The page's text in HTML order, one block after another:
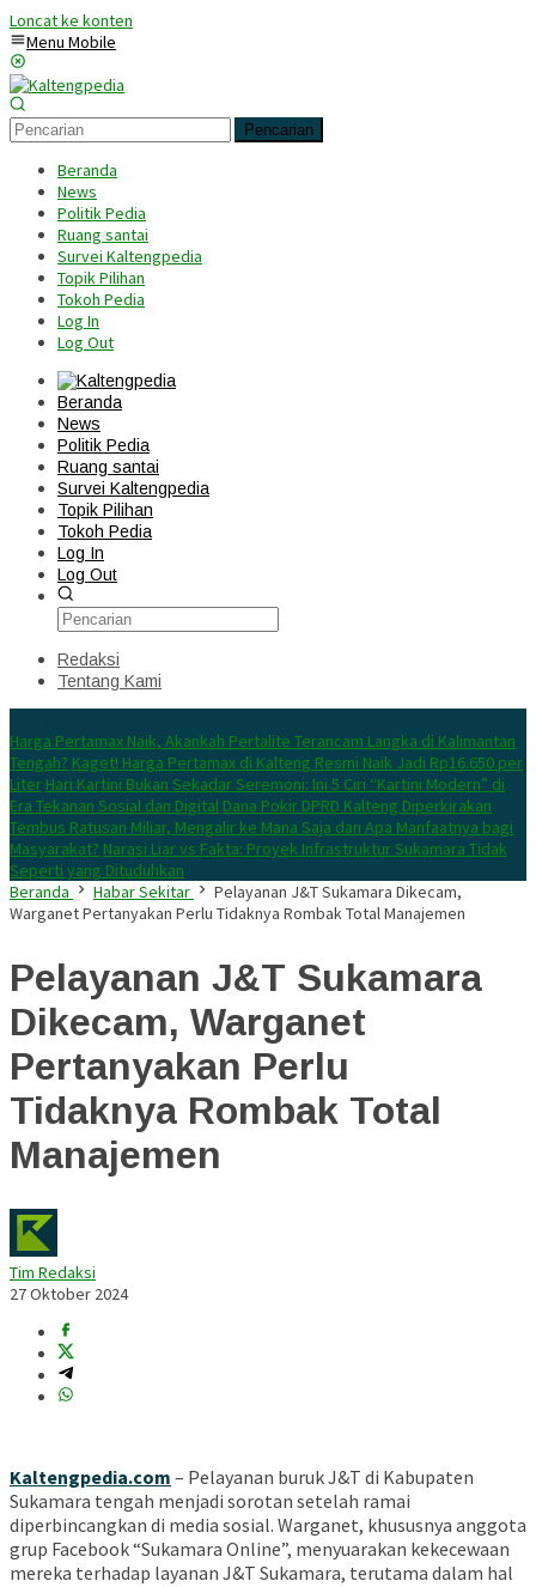
Loncat ke konten
Menu Mobile
Pencarian
Beranda
News
Politik Pedia
Ruang santai
Survei Kaltengpedia
Topik Pilihan
Tokoh Pedia
Log In
Log Out
Beranda
News
Politik Pedia
Ruang santai
Survei Kaltengpedia
Topik Pilihan
Tokoh Pedia
Log In
Log Out
Redaksi
Tentang Kami
Harga Pertamax Naik, Akankah Pertalite Terancam Langka di Kalimantan
Tengah? Kaget! Harga Pertamax di Kalteng Resmi Naik Jadi Rp16.650 per
Liter Hari Kartini Bukan Sekadar Seremoni: Ini 5 Ciri “Kartini Modern” di
Era Tekanan Sosial dan Digital Dana Pokir DPRD Kalteng Diperkirakan
Tembus Ratusan Miliar, Mengalir ke Mana Saja dan Apa Manfaatnya bagi
Masyarakat? Narasi Liar vs Fakta: Proyek Infrastruktur Sukamara Tidak
Seperti yang Dituduhkan
Beranda
Habar Sekitar
Pelayanan J&T Sukamara Dikecam,
Warganet Pertanyakan Perlu Tidaknya Rombak Total Manajemen
Pelayanan J&T Sukamara
Dikecam, Warganet
Pertanyakan Perlu
Tidaknya Rombak Total
Manajemen
Tim Redaksi
27 Oktober 2024
Kaltengpedia.com – Pelayanan buruk J&T di Kabupaten
Sukamara tengah menjadi sorotan setelah ramai
diperbincangkan di media sosial. Warganet, khususnya anggota
grup Facebook “Sukamara Online”, menyuarakan kekecewaan
mereka terhadap layanan J&T Sukamara, terutama dalam hal